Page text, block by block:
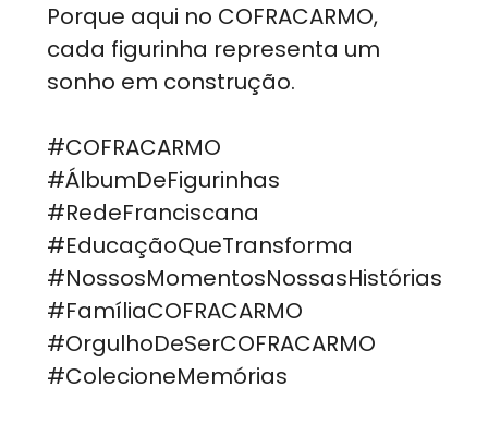
Porque aqui no COFRACARMO,
cada figurinha representa um
sonho em construção.
#COFRACARMO
#ÁlbumDeFigurinhas
#RedeFranciscana
#EducaçãoQueTransforma
#NossosMomentosNossasHistórias
#FamíliaCOFRACARMO
#OrgulhoDeSerCOFRACARMO
#ColecioneMemórias